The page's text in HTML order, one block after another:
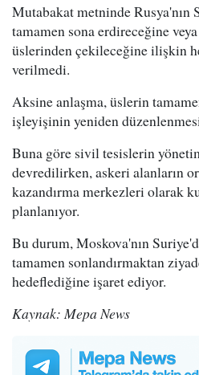
Mutabakat metninde Rusya'nın
tamamen sona erdireceğine
üslerinden çekileceğine ilişkin
verilmedi.
Aksine anlaşma, üslerin
işleyişinin yeniden
Buna göre sivil tesislerin
devredilirken, askeri alanların
kazandırma merkezleri olarak
planlanıyor.
Bu durum, Moskova'nın
tamamen sonlandırmaktan
hedeflediğine işaret ediyor.
Kaynak: Mepa News